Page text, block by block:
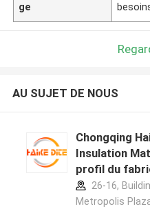
ge
AU SUJET DE NOUS
Chongqing
Insulation
profil du
26-16,
Metropolis